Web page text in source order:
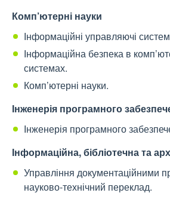
Комп’ютерні науки
Інформаційні управляючі
Інформаційна безпека в
системах.
Комп’ютерні науки.
Інженерія програмного
Інженерія програмного
Інформаційна, бібліотечна та
Управління документаційними
науково-технічний переклад.